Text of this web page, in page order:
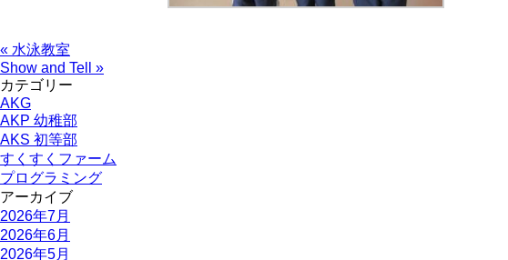
« 水泳教室
Show and Tell »
カテゴリー
AKG
AKP 幼稚部
AKS 初等部
すくすくファーム
プログラミング
アーカイブ
2026年7月
2026年6月
2026年5月